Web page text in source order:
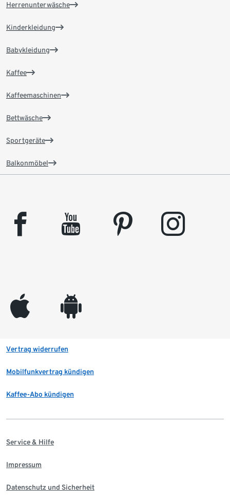
Herrenunterwäsche
Kinderkleidung
Babykleidung
Kaffee
Kaffeemaschinen
Bettwäsche
Sportgeräte
Balkonmöbel
facebook youtube pinterest instagram
appleinc android
Vertrag widerrufen
Mobilfunkvertrag kündigen
Kaffee-Abo kündigen
Service & Hilfe
Impressum
Datenschutz und Sicherheit